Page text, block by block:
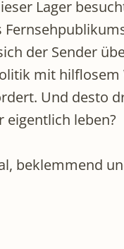
Lager
der Sender
mit hilflosem
Und desto
eigentlich leben?
beklemmend